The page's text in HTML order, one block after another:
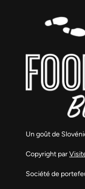
Un goût de
Copyright par
Société de